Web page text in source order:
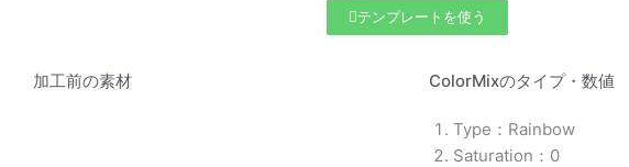
テンプレートを使う
加工前の素材 ColorMixのタイプ・数値
Type：Rainbow
Saturation：0